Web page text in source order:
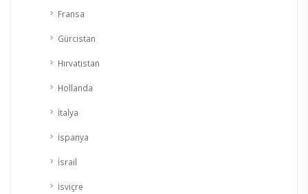
Fransa
Gürcistan
Hırvatistan
Hollanda
İtalya
İspanya
İsrail
İsviçre